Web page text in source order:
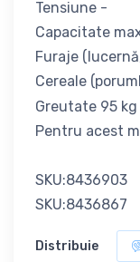
Tensiune -
Capacitate
Furaje
Cereale
Greutate 95 kg
Pentru acest
SKU:8436903
SKU:8436867
Distribuie